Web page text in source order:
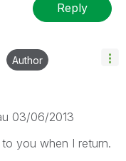
Reply
Author
03/06/2013
you when I return.